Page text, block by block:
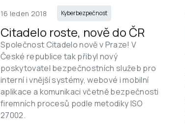
16 leden 2018 Kyberbezpečnost
Citadelo roste, nově do ČR
Společnost Citadelo nově v Praze! V
České republice tak přibyl nový
poskytovatel bezpečnostních služeb pro
interní i vnější systémy, webové i mobilní
aplikace a komunikaci včetně bezpečnosti
firemních procesů podle metodiky ISO
27002.